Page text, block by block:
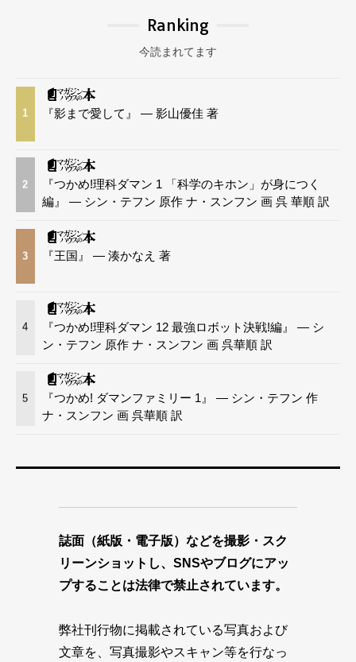
Ranking
今読まれてます
1 『影まで愛して』 — 影山優佳 著
2
『つかめ!理科ダマン 1 「科学のキホン」が身につく
編』 — シン・テフン 原作 ナ・スンフン 画 呉 華順 訳
3 『王国』 — 湊かなえ 著
4
『つかめ!理科ダマン 12 最強ロボット決戦!編』 — シ
ン・テフン 原作 ナ・スンフン 画 呉華順 訳
5
『つかめ! ダマンファミリー 1』 — シン・テフン 作
ナ・スンフン 画 呉華順 訳
誌面（紙版・電子版）などを撮影・スク
リーンショットし、SNSやブログにアッ
プすることは法律で禁止されています。
弊社刊行物に掲載されている写真および
文章を、写真撮影やスキャン等を行なっ